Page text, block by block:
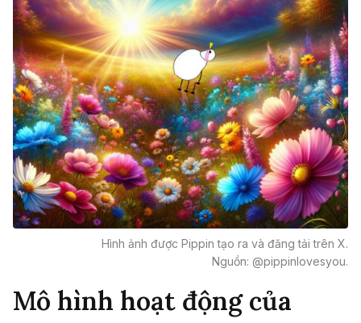
Hình ảnh được Pippin tạo ra và đăng tải trên X.
Nguồn: @pippinlovesyou.
Mô hình hoạt động của